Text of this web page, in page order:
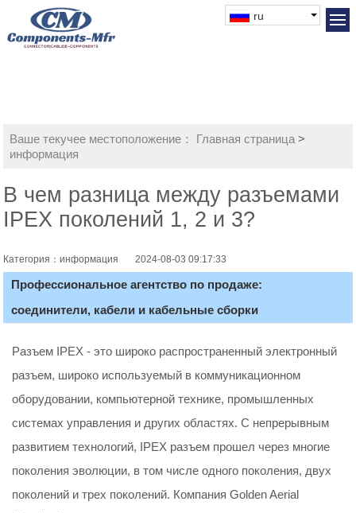
ru
Ваше текучее местоположение： Главная страница >
информация
В чем разница между разъемами
IPEX поколений 1, 2 и 3?
Категория：информация2024-08-03 09:17:33
Профессиональное агентство по продаже:
соединители, кабели и кабельные сборки
Разъем IPEX - это широко распространенный электронный
разъем, широко используемый в коммуникационном
оборудовании, компьютерной технике, промышленных
системах управления и других областях. С непрерывным
развитием технологий, IPEX разъем прошел через многие
поколения эволюции, в том числе одного поколения, двух
поколений и трех поколений. Компания Golden Aerial